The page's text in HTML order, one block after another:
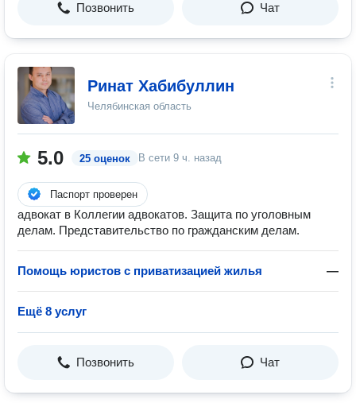
Позвонить Чат
Ринат Хабибуллин
Челябинская область
5.0 25 оценок В сети 9 ч. назад
Паспорт проверен
адвокат в Коллегии адвокатов. Защита по уголовным
делам. Представительство по гражданским делам.
Помощь юристов с приватизацией жилья —
Ещё 8 услуг
Позвонить Чат